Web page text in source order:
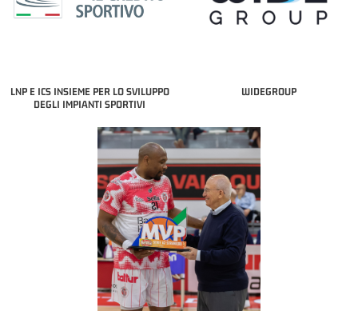
LNP E ICS INSIEME PER LO SVILUPPO
DEGLI IMPIANTI SPORTIVI
WIDEGROUP